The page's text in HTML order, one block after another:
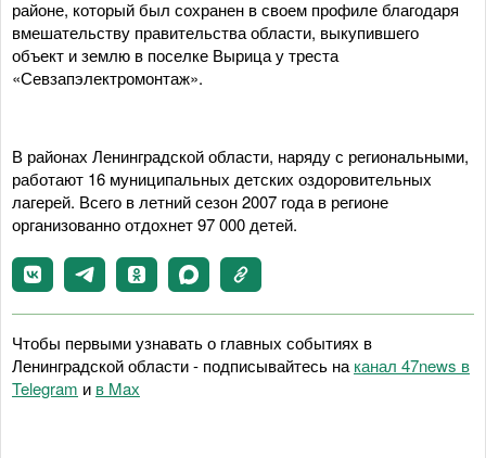
районе, который был сохранен в своем профиле благодаря
вмешательству правительства области, выкупившего
объект и землю в поселке Вырица у треста
«Севзапэлектромонтаж».
В районах Ленинградской области, наряду с региональными,
работают 16 муниципальных детских оздоровительных
лагерей. Всего в летний сезон 2007 года в регионе
организованно отдохнет 97 000 детей.
Чтобы первыми узнавать о главных событиях в
Ленинградской области - подписывайтесь на канал 47news в
Telegram и в Maх